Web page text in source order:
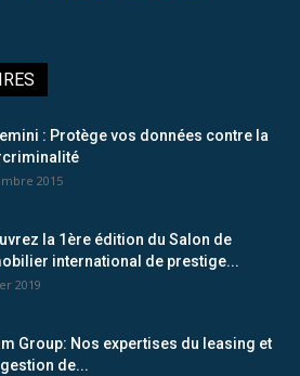
: Protège vos données contre la
2015
la 1ère édition du Salon de
international de prestige...
2019
Group: Nos expertises du leasing et
de...